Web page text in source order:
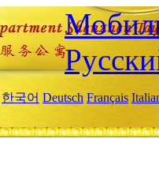
한국어 Deutsch Français